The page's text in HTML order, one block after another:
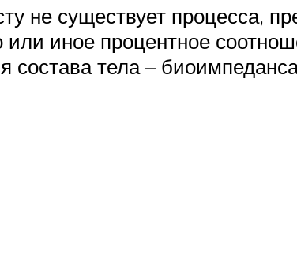
не существует
или иное процентное
тела –